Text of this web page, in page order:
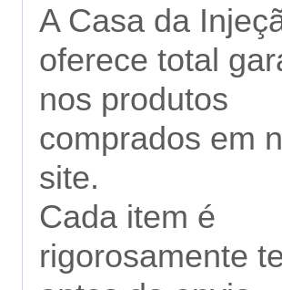
A Casa da
oferece total
nos produtos
comprados em
site.
Cada item é
rigorosamente